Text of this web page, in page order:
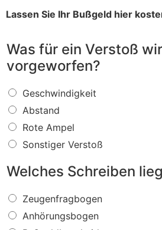
Lassen Sie Ihr Bußgeld hier
Was für ein Verstoß
vorgeworfen?
W
a
s
f
ü
r
i
V
e
r
Geschwindigkeit
Abstand
Rote Ampel
Sonstiger Verstoß
Welches Schreiben
W
e
Zeugenfragbogen
Anhörungsbogen